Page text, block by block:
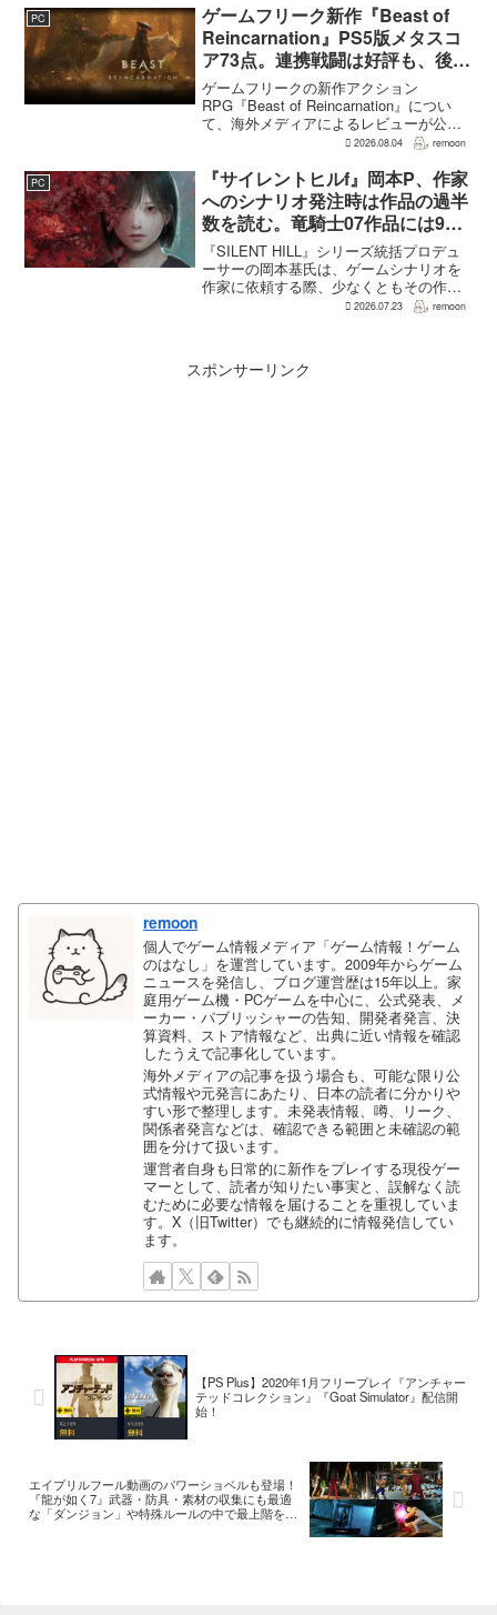
果だと説明。そのうえで、同社らし...
PC
ゲームフリーク新作『Beast of
Reincarnation』PS5版メタスコ
ア73点。連携戦闘は好評も、後半
の“ボス再戦続き”には不満
ゲームフリークの新作アクション
RPG『Beast of Reincarnation』につい
て、海外メディアによるレビューが公開
された。PS5版のメタスコアは73。採点
否両論で、不評に分類されたレビュ...
2026.08.04 remoon
PC
『サイレントヒルf』岡本P、作家
へのシナリオ発注時は作品の過半
数を読む。竜騎士07作品には9割
以上目を通す
『SILENT HILL』シリーズ統括プロデュ
ーサーの岡本基氏は、ゲームシナリオを
作家に依頼する際、少なくともその作家
の作品の過半数に目を通すという。作家
2026.07.23 remoon
スポンサーリンク
remoon
個人でゲーム情報メディア「ゲーム情報！ゲーム
のはなし」を運営しています。2009年からゲーム
ニュースを発信し、ブログ運営歴は15年以上。家
庭用ゲーム機・PCゲームを中心に、公式発表、メ
ーカー・パブリッシャーの告知、開発者発言、決
算資料、ストア情報など、出典に近い情報を確認
したうえで記事化しています。
海外メディアの記事を扱う場合も、可能な限り公
式情報や元発言にあたり、日本の読者に分かりや
すい形で整理します。未発表情報、噂、リーク、
関係者発言などは、確認できる範囲と未確認の範
囲を分けて扱います。
運営者自身も日常的に新作をプレイする現役ゲー
マーとして、読者が知りたい事実と、誤解なく読
むために必要な情報を届けることを重視していま
す。X（旧Twitter）でも継続的に情報発信してい
ます。
【PS Plus】2020年1月フリープレイ『アンチャー
テッドコレクション』『Goat Simulator』配信開
始！
エイプリルフール動画のパワーショベルも登場！
『龍が如く7』武器・防具・素材の収集にも最適
な「ダンジョン」や特殊ルールの中で最上階を目